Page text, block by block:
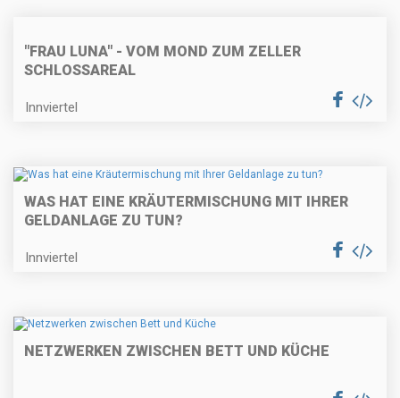
"FRAU LUNA" - VOM MOND ZUM ZELLER
SCHLOSSAREAL
Innviertel
WAS HAT EINE KRÄUTERMISCHUNG MIT IHRER
GELDANLAGE ZU TUN?
Innviertel
NETZWERKEN ZWISCHEN BETT UND KÜCHE